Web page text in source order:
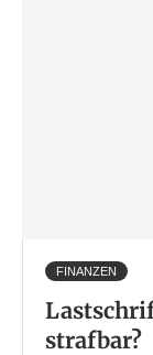
FINANZEN
strafbar?